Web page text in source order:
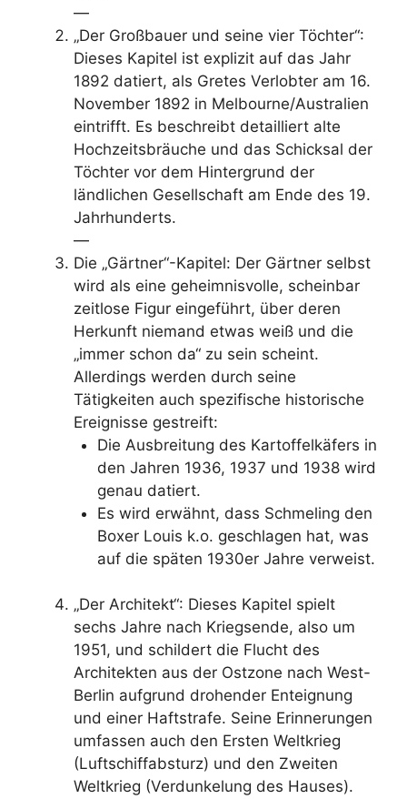
—
„Der Großbauer und seine vier Töchter“:
Dieses Kapitel ist explizit auf das Jahr
1892 datiert, als Gretes Verlobter am 16.
November 1892 in Melbourne/Australien
eintrifft. Es beschreibt detailliert alte
Hochzeitsbräuche und das Schicksal der
Töchter vor dem Hintergrund der
ländlichen Gesellschaft am Ende des 19.
Jahrhunderts.
—
Die „Gärtner“-Kapitel: Der Gärtner selbst
wird als eine geheimnisvolle, scheinbar
zeitlose Figur eingeführt, über deren
Herkunft niemand etwas weiß und die
„immer schon da“ zu sein scheint.
Allerdings werden durch seine
Tätigkeiten auch spezifische historische
Ereignisse gestreift:
Die Ausbreitung des Kartoffelkäfers in
den Jahren 1936, 1937 und 1938 wird
genau datiert.
Es wird erwähnt, dass Schmeling den
Boxer Louis k.o. geschlagen hat, was
auf die späten 1930er Jahre verweist.
„Der Architekt“: Dieses Kapitel spielt
sechs Jahre nach Kriegsende, also um
1951, und schildert die Flucht des
Architekten aus der Ostzone nach West-
Berlin aufgrund drohender Enteignung
und einer Haftstrafe. Seine Erinnerungen
umfassen auch den Ersten Weltkrieg
(Luftschiffabsturz) und den Zweiten
Weltkrieg (Verdunkelung des Hauses).